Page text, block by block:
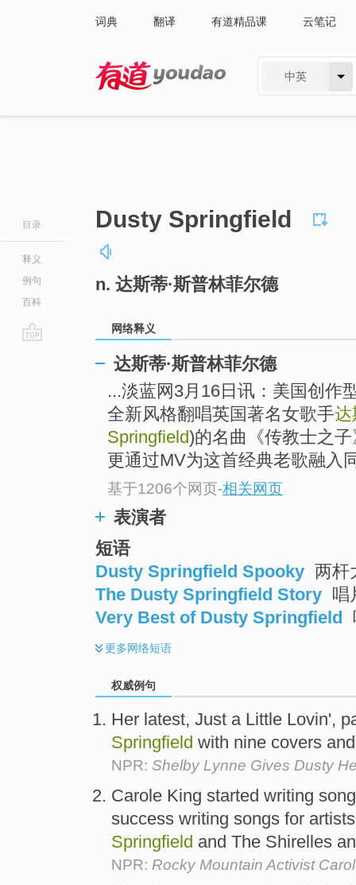
词典 翻译 有道精品课 云笔记
中英
目录
释义
例句
百科
Dusty Springfield
n. 达斯蒂·斯普林菲尔德
网络释义
达斯蒂·斯普林菲尔德
...淡蓝网3月16日讯：美国创作
全新风格翻唱英国著名女歌手达
Springfield)的名曲《传教士之
更通过MV为这首经典老歌融入
基于1206个网页-相关网页
表演者
短语
Dusty Springfield Spooky 两杆
The Dusty Springfield Story 唱
Very Best of Dusty Springfield
更多网络短语
权威例句
Her latest, Just a Little Lovin',
Springfield with nine covers
NPR: Shelby Lynne Gives Dusty
Carole King started writing
success writing songs for
Springfield and The Shirelles
NPR: Rocky Mountain Activist